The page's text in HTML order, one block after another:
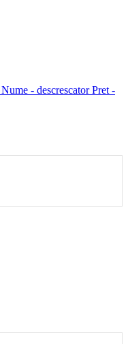
Nume - descrescatorPret -